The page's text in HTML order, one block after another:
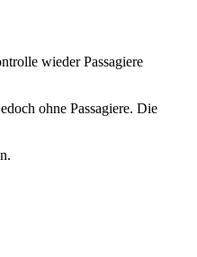
wieder Passagiere
ohne Passagiere. Die